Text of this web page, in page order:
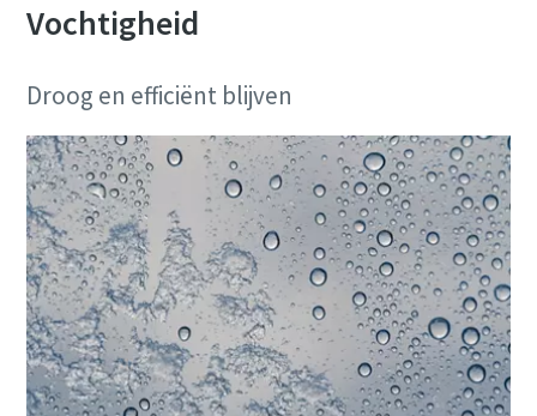
Vochtigheid
Droog en efficiënt blijven